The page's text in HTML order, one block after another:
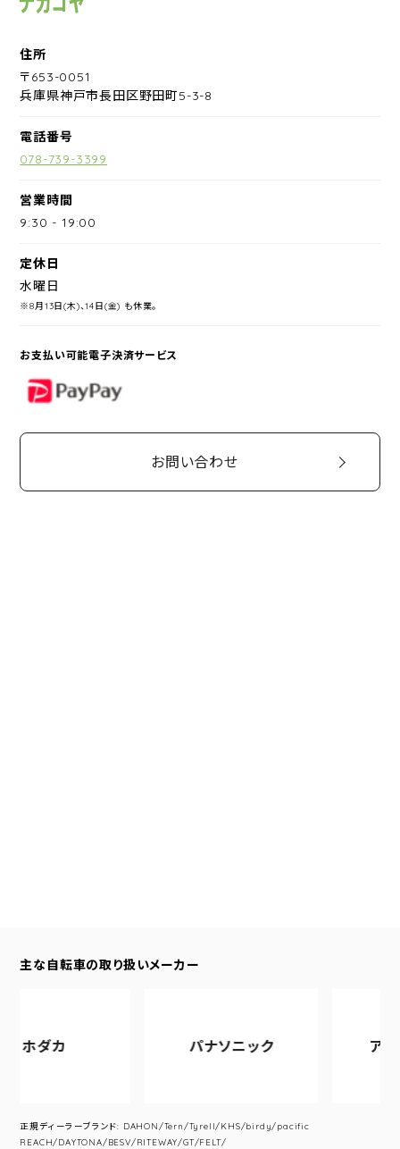
住所
〒653-0051
兵庫県神戸市長田区野田町5-3-8
電話番号
078-739-3399
営業時間
9:30 -19:00
定休日
水曜日
※8月13日(木)、14日(金) も休業。
お支払い可能電子決済サービス
PayPay
お問い合わせ
主な自転車の取り扱いメーカー
カ パナソニック アサヒサ
正規ディーラーブランド: DAHON/Tern/Tyrell/KHS/birdy/pacific
REACH/DAYTONA/BESV/RITEWAY/GT/FELT/